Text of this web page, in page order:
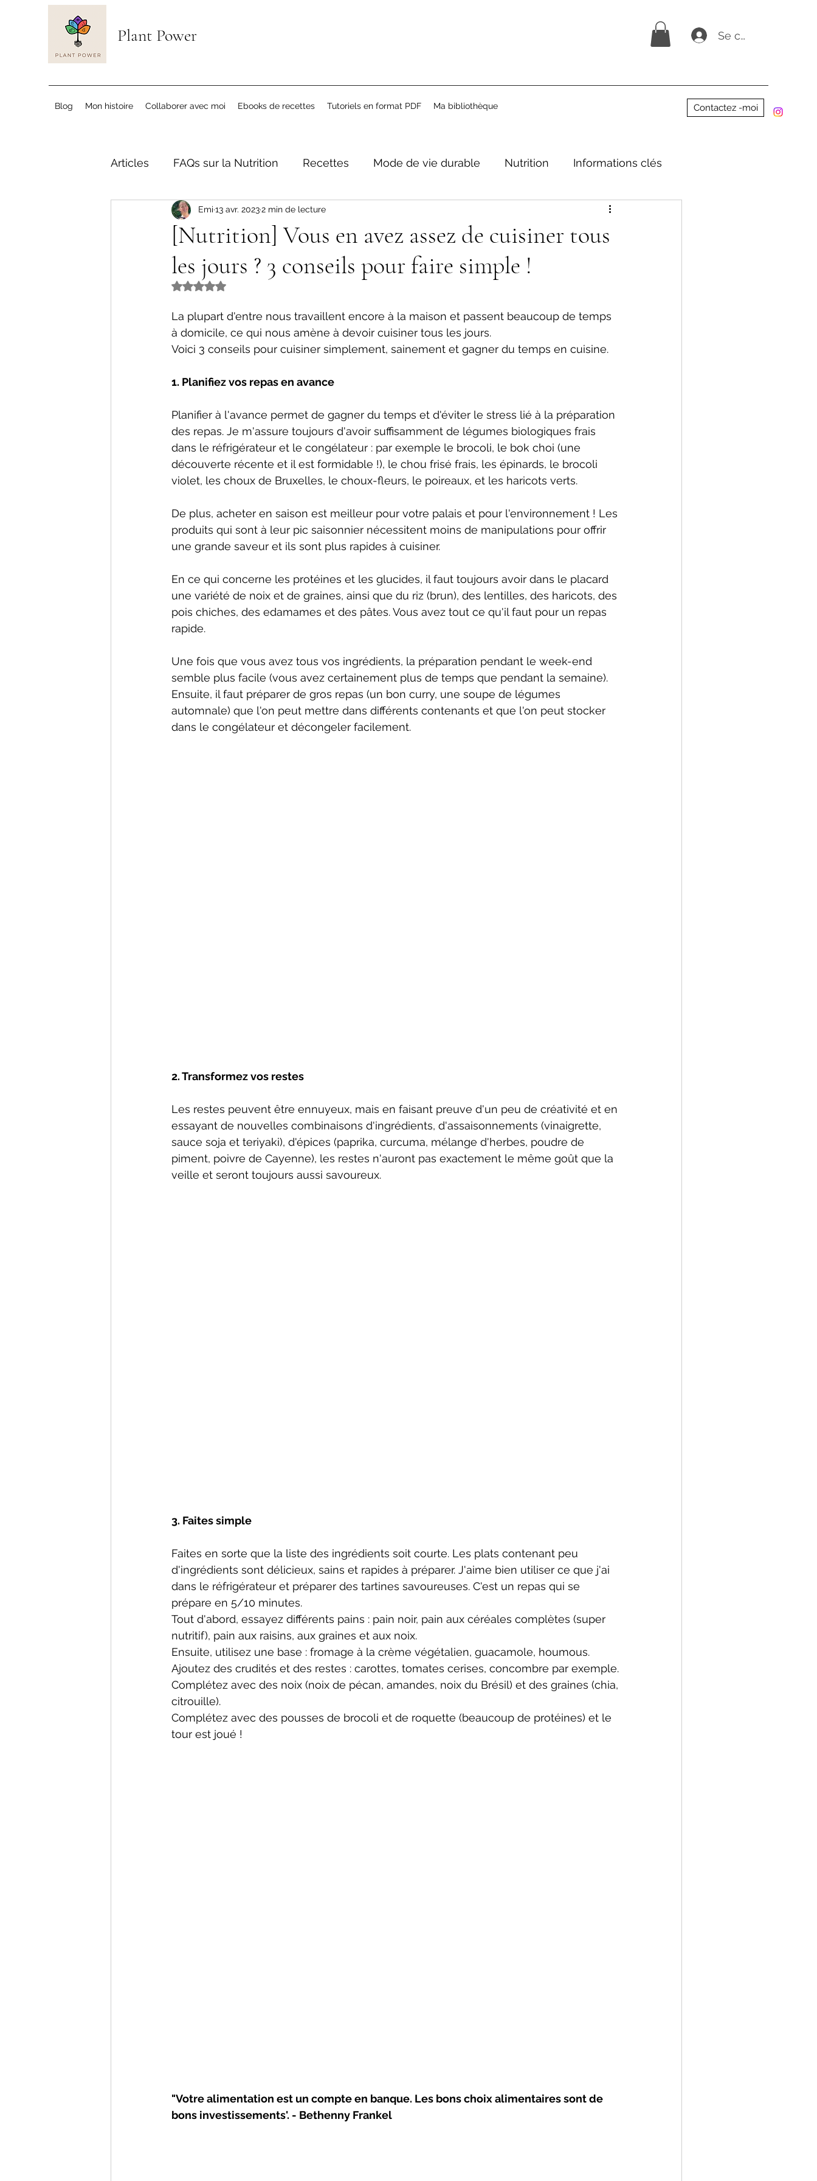
Se connecter
Plant Power
Blog Mon histoire Collaborer avec moi Ebooks de recettes Tutoriels en format PDF Ma bibliothèque Contactez -moi
Articles FAQs sur la Nutrition Recettes Mode de vie durable Nutrition Informations clés
[Nutrition] Vous en avez assez de cuisiner tous
les jours ? 3 conseils pour faire simple !
Emi 13 avr. 20232 min de lecture
Noté NaN étoiles sur 5.
La plupart d'entre nous travaillent encore à la maison et passent beaucoup de temps
à domicile, ce qui nous amène à devoir cuisiner tous les jours.
Voici 3 conseils pour cuisiner simplement, sainement et gagner du temps en cuisine.
1. Planifiez vos repas en avance
Planifier à l'avance permet de gagner du temps et d'éviter le stress lié à la préparation
des repas. Je m'assure toujours d'avoir suffisamment de légumes biologiques frais
dans le réfrigérateur et le congélateur : par exemple le brocoli, le bok choi (une
découverte récente et il est formidable !), le chou frisé frais, les épinards, le brocoli
violet, les choux de Bruxelles, le choux-fleurs, le poireaux, et les haricots verts.
De plus, acheter en saison est meilleur pour votre palais et pour l'environnement ! Les
produits qui sont à leur pic saisonnier nécessitent moins de manipulations pour offrir
une grande saveur et ils sont plus rapides à cuisiner.
En ce qui concerne les protéines et les glucides, il faut toujours avoir dans le placard
une variété de noix et de graines, ainsi que du riz (brun), des lentilles, des haricots, des
pois chiches, des edamames et des pâtes. Vous avez tout ce qu'il faut pour un repas
rapide.
Une fois que vous avez tous vos ingrédients, la préparation pendant le week-end
semble plus facile (vous avez certainement plus de temps que pendant la semaine).
Ensuite, il faut préparer de gros repas (un bon curry, une soupe de légumes
automnale) que l'on peut mettre dans différents contenants et que l'on peut stocker
dans le congélateur et décongeler facilement.
2. Transformez vos restes
Les restes peuvent être ennuyeux, mais en faisant preuve d'un peu de créativité et en
essayant de nouvelles combinaisons d'ingrédients, d'assaisonnements (vinaigrette,
sauce soja et teriyaki), d'épices (paprika, curcuma, mélange d'herbes, poudre de
piment, poivre de Cayenne), les restes n'auront pas exactement le même goût que la
veille et seront toujours aussi savoureux.
3. Faites simple
Faites en sorte que la liste des ingrédients soit courte. Les plats contenant peu
d'ingrédients sont délicieux, sains et rapides à préparer. J'aime bien utiliser ce que j'ai
dans le réfrigérateur et préparer des tartines savoureuses. C'est un repas qui se
prépare en 5/10 minutes.
Tout d'abord, essayez différents pains : pain noir, pain aux céréales complètes (super
nutritif), pain aux raisins, aux graines et aux noix.
Ensuite, utilisez une base : fromage à la crème végétalien, guacamole, houmous.
Ajoutez des crudités et des restes : carottes, tomates cerises, concombre par exemple.
Complétez avec des noix (noix de pécan, amandes, noix du Brésil) et des graines (chia,
citrouille).
Complétez avec des pousses de brocoli et de roquette (beaucoup de protéines) et le
tour est joué !
"Votre alimentation est un compte en banque. Les bons choix alimentaires sont de
bons investissements'. - Bethenny Frankel